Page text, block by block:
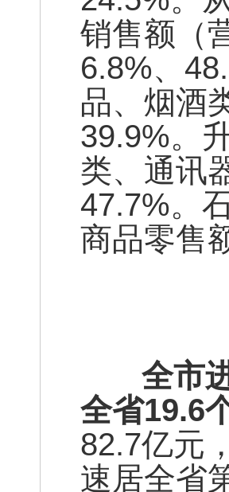
销售额（
6.8%、
品、烟酒
39.9%。
类、通讯
47.7%。
商品零售
全市进
全省19.6
82.7亿元
速居全省